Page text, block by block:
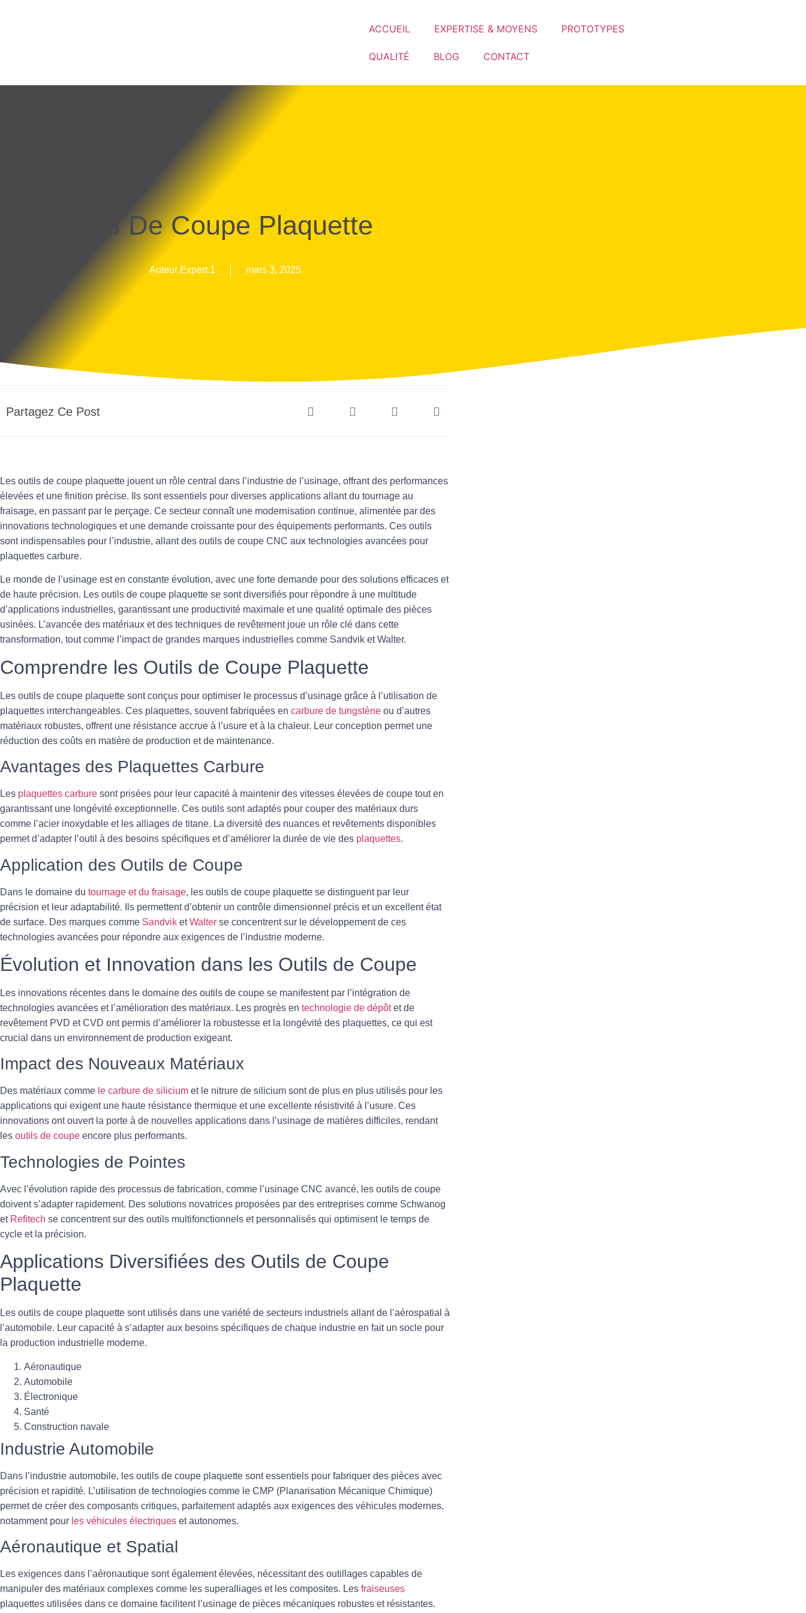
ACCUEIL EXPERTISE & MOYENS PROTOTYPES
QUALITÉ BLOG CONTACT
Outils De Coupe Plaquette
Auteur Expert.1 mars 3, 2025
Partagez Ce Post
Les outils de coupe plaquette jouent un rôle central dans l’industrie de l’usinage, offrant des performances
élevées et une finition précise. Ils sont essentiels pour diverses applications allant du tournage au
fraisage, en passant par le perçage. Ce secteur connaît une modernisation continue, alimentée par des
innovations technologiques et une demande croissante pour des équipements performants. Ces outils
sont indispensables pour l’industrie, allant des outils de coupe CNC aux technologies avancées pour
plaquettes carbure.
Le monde de l’usinage est en constante évolution, avec une forte demande pour des solutions efficaces et
de haute précision. Les outils de coupe plaquette se sont diversifiés pour répondre à une multitude
d’applications industrielles, garantissant une productivité maximale et une qualité optimale des pièces
usinées. L’avancée des matériaux et des techniques de revêtement joue un rôle clé dans cette
transformation, tout comme l’impact de grandes marques industrielles comme Sandvik et Walter.
Comprendre les Outils de Coupe Plaquette
Les outils de coupe plaquette sont conçus pour optimiser le processus d’usinage grâce à l’utilisation de
plaquettes interchangeables. Ces plaquettes, souvent fabriquées en carbure de tungstène ou d’autres
matériaux robustes, offrent une résistance accrue à l’usure et à la chaleur. Leur conception permet une
réduction des coûts en matière de production et de maintenance.
Avantages des Plaquettes Carbure
Les plaquettes carbure sont prisées pour leur capacité à maintenir des vitesses élevées de coupe tout en
garantissant une longévité exceptionnelle. Ces outils sont adaptés pour couper des matériaux durs
comme l’acier inoxydable et les alliages de titane. La diversité des nuances et revêtements disponibles
permet d’adapter l’outil à des besoins spécifiques et d’améliorer la durée de vie des plaquettes.
Application des Outils de Coupe
Dans le domaine du tournage et du fraisage, les outils de coupe plaquette se distinguent par leur
précision et leur adaptabilité. Ils permettent d’obtenir un contrôle dimensionnel précis et un excellent état
de surface. Des marques comme Sandvik etWalter se concentrent sur le développement de ces
technologies avancées pour répondre aux exigences de l’industrie moderne.
Évolution et Innovation dans les Outils de Coupe
Les innovations récentes dans le domaine des outils de coupe se manifestent par l’intégration de
technologies avancées et l’amélioration des matériaux. Les progrès en technologie de dépôtet de
revêtement PVD et CVD ont permis d’améliorer la robustesse et la longévité des plaquettes, ce qui est
crucial dans un environnement de production exigeant.
Impact des Nouveaux Matériaux
Des matériaux comme le carbure de silicium et le nitrure de silicium sont de plus en plus utilisés pour les
applications qui exigent une haute résistance thermique et une excellente résistivité à l’usure. Ces
innovations ont ouvert la porte à de nouvelles applications dans l’usinage de matières difficiles, rendant
les outils de coupe encore plus performants.
Technologies de Pointes
Avec l’évolution rapide des processus de fabrication, comme l’usinage CNC avancé, les outils de coupe
doivent s’adapter rapidement. Des solutions novatrices proposées par des entreprises comme Schwanog
et Refitech se concentrent sur des outils multifonctionnels et personnalisés qui optimisent le temps de
cycle et la précision.
Applications Diversifiées des Outils de Coupe
Plaquette
Les outils de coupe plaquette sont utilisés dans une variété de secteurs industriels allant de l’aérospatial à
l’automobile. Leur capacité à s’adapter aux besoins spécifiques de chaque industrie en fait un socle pour
la production industrielle moderne.
Aéronautique
Automobile
Électronique
Santé
Construction navale
Industrie Automobile
Dans l’industrie automobile, les outils de coupe plaquette sont essentiels pour fabriquer des pièces avec
précision et rapidité. L’utilisation de technologies comme le CMP (Planarisation Mécanique Chimique)
permet de créer des composants critiques, parfaitement adaptés aux exigences des véhicules modernes,
notamment pour les véhicules électriques et autonomes.
Aéronautique et Spatial
Les exigences dans l’aéronautique sont également élevées, nécessitant des outillages capables de
manipuler des matériaux complexes comme les superalliages et les composites. Les fraiseuses
plaquettes utilisées dans ce domaine facilitent l’usinage de pièces mécaniques robustes et résistantes.